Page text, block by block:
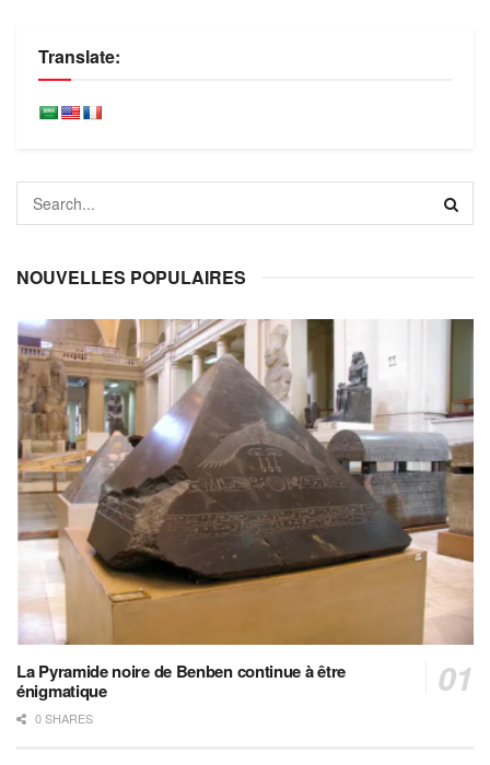
Translate:
NOUVELLES POPULAIRES
La Pyramide noire de Benben continue à être
énigmatique
0 SHARES